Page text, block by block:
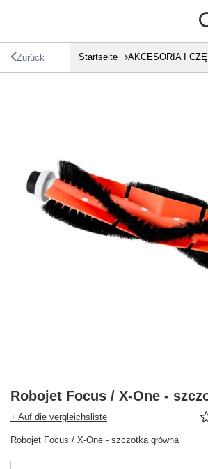
Zurück Startseite AKCESORIA I
Robojet Focus / X-One -
+ Auf die vergleichsliste
Robojet Focus / X-One - szczotka główna